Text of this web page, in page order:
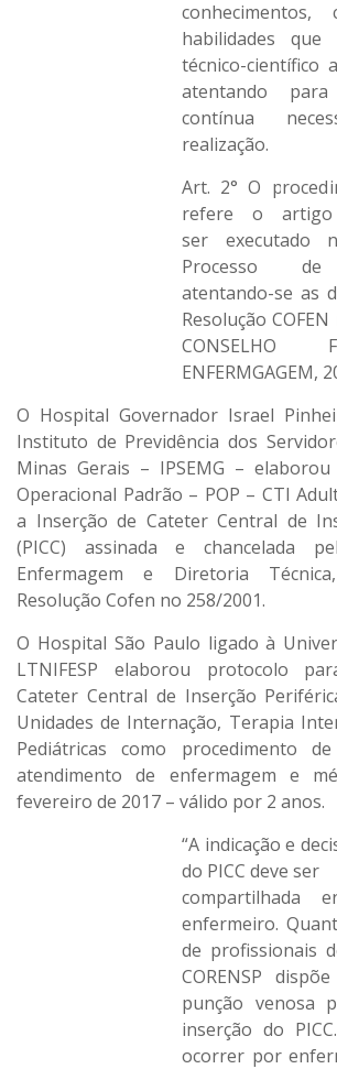
conhecimentos,
habilidades
técnico-científico
atentando
contínua
realização.
Art. 2° O
refere o
ser executado
Processo de
atentando-se as
Resolução
CONSELHO
ENFERMGAGEM,
O Hospital Governador Israel
Instituto de Previdência dos
Minas Gerais – IPSEMG –
Operacional Padrão – POP – CTI
a Inserção de Cateter Central de
(PICC) assinada e chancelada
Enfermagem e Diretoria
Resolução Cofen no 258/2001.
O Hospital São Paulo ligado à
LTNIFESP elaborou protocolo
Cateter Central de Inserção
Unidades de Internação, Terapia
Pediátricas como procedimento
atendimento de enfermagem e
fevereiro de 2017 – válido por 2 anos.
“A indicação e
do PICC deve ser
compartilhada
enfermeiro.
de profissionais
CORENSP
punção venosa
inserção do
ocorrer por